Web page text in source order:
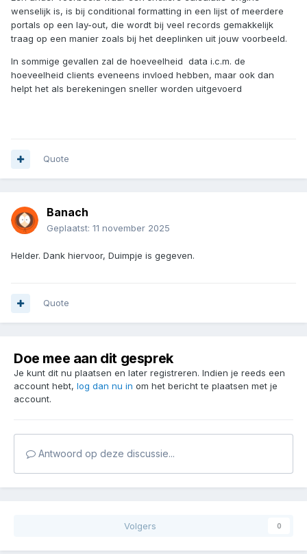
wenselijk is, is bij conditional formatting in een lijst of meerdere
portals op een lay-out, die wordt bij veel records gemakkelijk
traag op een manier zoals bij het deeplinken uit jouw voorbeeld.
In sommige gevallen zal de hoeveelheid data i.c.m. de
hoeveelheid clients eveneens invloed hebben, maar ook dan
helpt het als berekeningen sneller worden uitgevoerd
Quote
Banach
Geplaatst: 11 november 2025
Helder. Dank hiervoor, Duimpje is gegeven.
Quote
Doe mee aan dit gesprek
Je kunt dit nu plaatsen en later registreren. Indien je reeds een
account hebt, log dan nu in om het bericht te plaatsen met je
account.
Antwoord op deze discussie...
Volgers 0